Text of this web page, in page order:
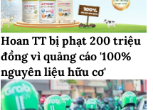
Hoan TT bị phạt 200 triệu
đồng vì quảng cáo '100%
nguyên liệu hữu cơ'